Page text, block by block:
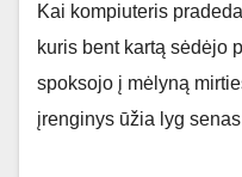
Kai kompiuteris
kuris bent kartą sėdėjo
spoksojo į mėlyną
įrenginys ūžia lyg